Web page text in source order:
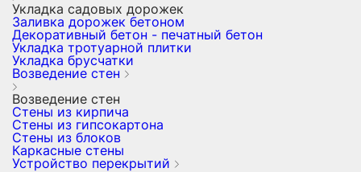
Укладка садовых дорожек
Заливка дорожек бетоном
Декоративный бетон - печатный бетон
Укладка тротуарной плитки
Укладка брусчатки
Возведение стен
Возведение стен
Стены из кирпича
Стены из гипсокартона
Стены из блоков
Каркасные стены
Устройство перекрытий